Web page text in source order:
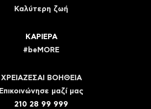
Καλύτερη ζωή
ΚΑΡΙΕΡΑ
#beMORE
ΧΡΕΙΑΖΕΣΑΙ ΒΟΗΘΕΙΑ
Eπικοινώνησε μαζί μας
210 28 99 999